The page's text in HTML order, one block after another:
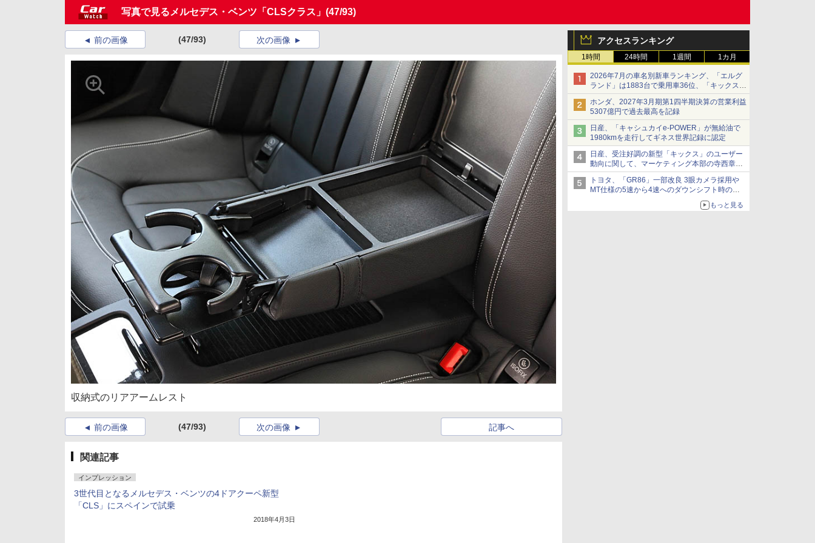
写真で見るメルセデス・ベンツ「CLSクラス」 (47/93)
アクセスランキング
1時間 24時間 1週間 1カ月
2026年7月の車名別新車ランキング、「エルグ
ランド」は1883台で乗用車36位、「キックス」
は2591台で27位に
ホンダ、2027年3月期第1四半期決算の営業利益
5307億円で過去最高を記録
日産、「キャシュカイe-POWER」が無給油で
1980kmを走行してギネス世界記録に認定
日産、受注好調の新型「キックス」のユーザー
動向に関して、マーケティング本部の寺西章氏
が解説
トヨタ、「GR86」一部改良 3眼カメラ採用や
MT仕様の5速から4速へのダウンシフト時の操
もっと見る
前の画像 (47/93) 次の画像
収納式のリアアームレスト
前の画像 (47/93) 記事へ
次の画像
関連記事
インプレッション
3世代目となるメルセデス・ベンツの4ドアクーペ新型
「CLS」にスペインで試乗
2018年4月3日